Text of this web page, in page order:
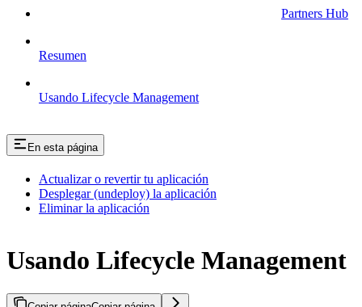
Partners Hub
Resumen
Usando Lifecycle Management
En esta página
Actualizar o revertir tu aplicación
Desplegar (undeploy) la aplicación
Eliminar la aplicación
Usando Lifecycle Management